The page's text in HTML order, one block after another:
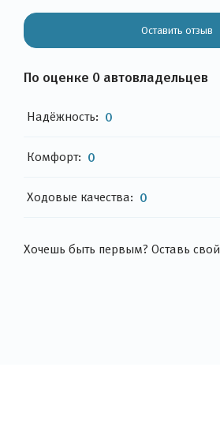
Хочешь быть первым? Оставь свой
Оставить отзыв
По оценке 0 автовладельцев
Надёжность: 0
Комфорт: 0
Ходовые качества: 0